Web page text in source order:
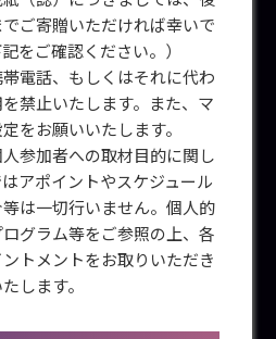
ご寄贈いただければ幸いで
をご確認ください。）
電話、もしくはそれに代わ
禁止いたします。また、マ
をお願いいたします。
参加者への取材目的に関し
アポイントやスケジュール
は一切行いません。個人的
グラム等をご参照の上、各
トメントをお取りいただき
します。